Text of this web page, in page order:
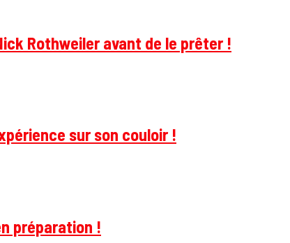
Rothweiler avant de le prêter !
sur son couloir !
préparation !